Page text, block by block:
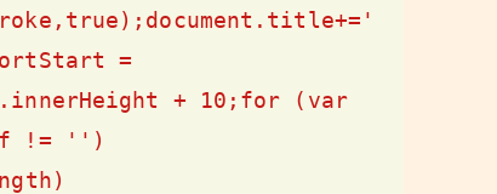
=
+ 10;for (var
!= '')